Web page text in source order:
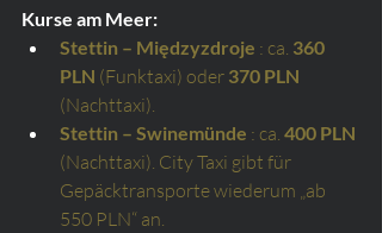
Kurse am Meer:
Stettin – Międzyzdroje : ca. 360
PLN (Funktaxi) oder 370 PLN
(Nachttaxi).
Stettin – Swinemünde : ca. 400 PLN
(Nachttaxi). City Taxi gibt für
Gepäcktransporte wiederum „ab
550 PLN“ an.